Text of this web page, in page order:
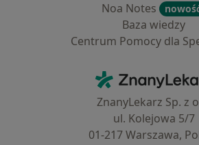
Noa Notes
Baza wiedzy
Centrum Pomocy dla
ZnanyLekarz Sp. z
ul. Kolejowa 5/7
01-217 Warszawa,